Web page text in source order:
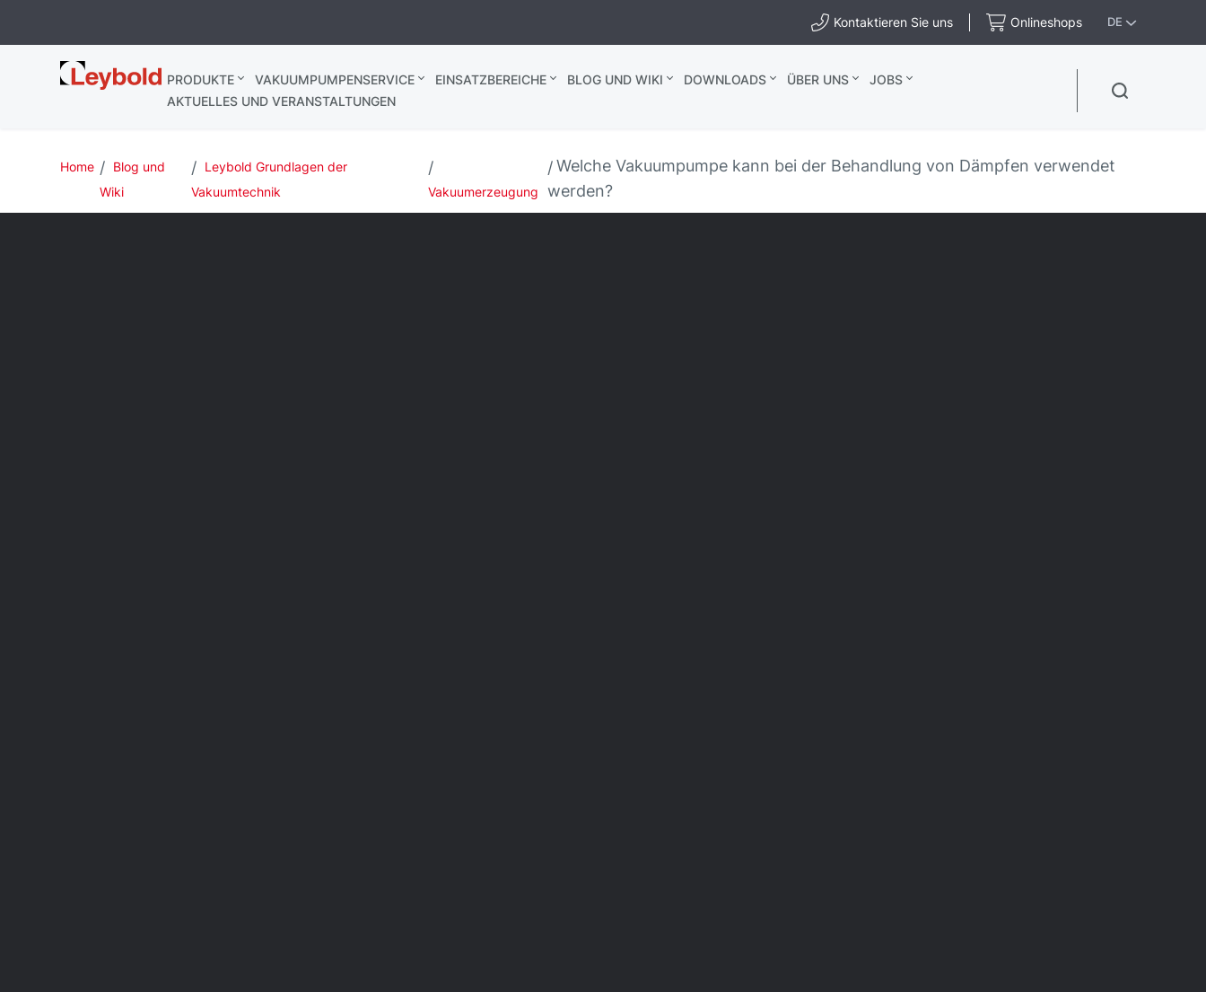
Kontaktieren Sie uns Onlineshops DE
Leybold PRODUKTE VAKUUMPUMPENSERVICE EINSATZBEREICHE BLOG UND WIKI DOWNLOADS ÜBER UNS
JOBS
AKTUELLES UND VERANSTALTUNGEN
Home
Blog und
Wiki
Leybold Grundlagen der
Vakuumtechnik
Vakuumerzeugung
Welche Vakuumpumpe kann bei der Behandlung von Dämpfen verwendet
werden?